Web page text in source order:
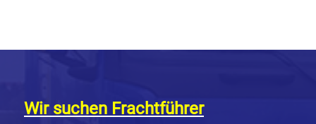
Wir suchen Frachtführer